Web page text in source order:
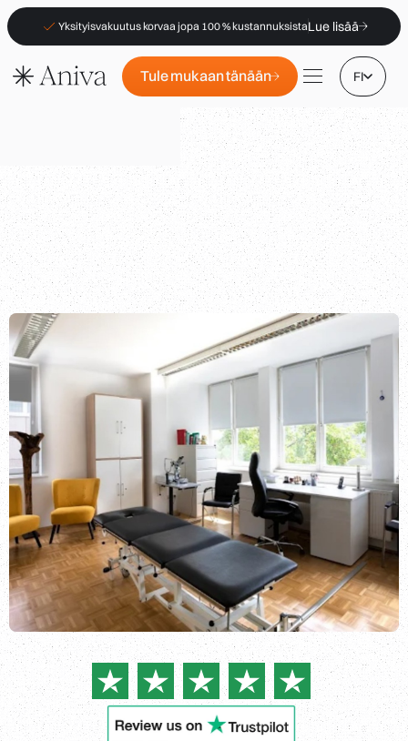
Yksityisvakuutus korvaa jopa 100 % kustannuksistaLue lisää
Tule mukaan tänään FI
Toimipisteet
Jäsenyys
B2B
Usein kysytyt kysymykset
Vakuutus (PKV)
Apteekeille
Kirjaudu sisään